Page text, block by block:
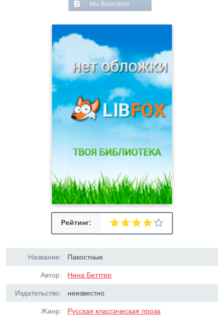
Мы Вконтакте
Рейтинг:
Название: Пакостные
Автор: Нина Беттгер
Издательство: неизвестно
Жанр: Русская классическая проза